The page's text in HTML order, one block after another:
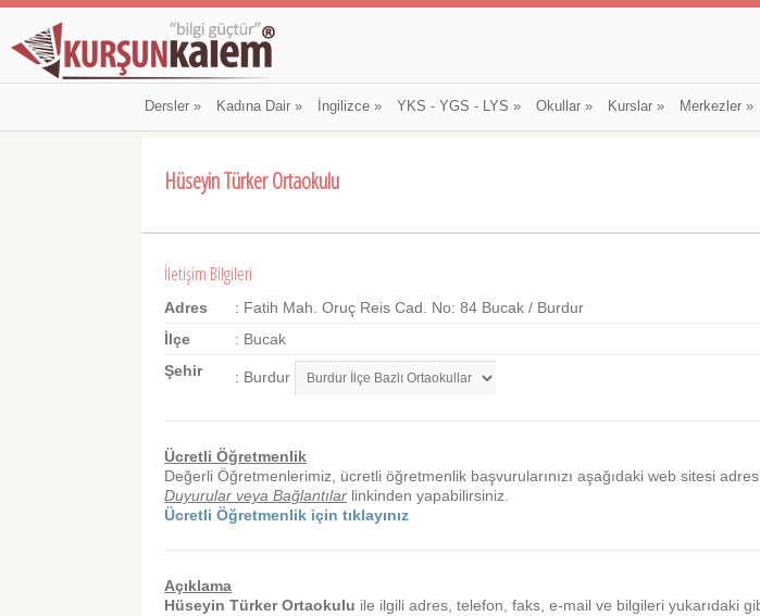
Dersler» Kadına Dair» İngilizce» YKS - YGS - LYS » Okullar» Kurslar» Merkezler»
Hüseyin Türker Ortaokulu
İletişim Bilgileri
Adres
: Fatih Mah. Oruç Reis Cad. No: 84 Bucak / Burdur
İlçe
: Bucak
Şehir
: Burdur
Ücretli Öğretmenlik
Değerli Öğretmenlerimiz, ücretli öğretmenlik başvurularınızı aşağıdaki web sitesi
Duyurular veya Bağlantılar linkinden yapabilirsiniz.
Ücretli Öğretmenlik için tıklayınız
Açıklama
Hüseyin Türker Ortaokulu ile ilgili adres, telefon, faks, e-mail ve bilgileri yukarıdaki